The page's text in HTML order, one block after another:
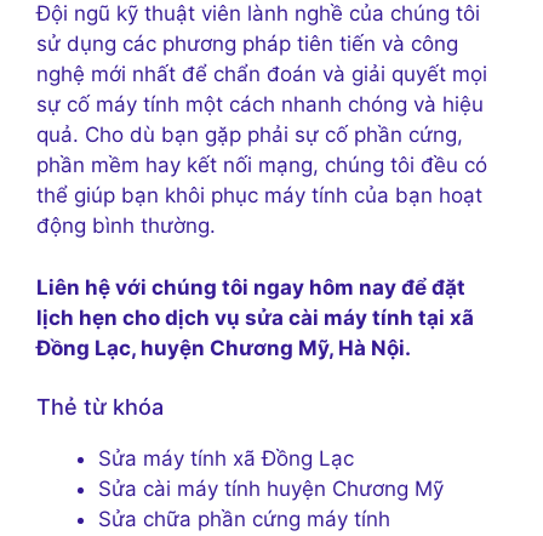
Đội ngũ kỹ thuật viên lành nghề của chúng tôi
sử dụng các phương pháp tiên tiến và công
nghệ mới nhất để chẩn đoán và giải quyết mọi
sự cố máy tính một cách nhanh chóng và hiệu
quả. Cho dù bạn gặp phải sự cố phần cứng,
phần mềm hay kết nối mạng, chúng tôi đều có
thể giúp bạn khôi phục máy tính của bạn hoạt
động bình thường.
Liên hệ với chúng tôi ngay hôm nay để đặt
lịch hẹn cho dịch vụ sửa cài máy tính tại xã
Đồng Lạc, huyện Chương Mỹ, Hà Nội.
Thẻ từ khóa
Sửa máy tính xã Đồng Lạc
Sửa cài máy tính huyện Chương Mỹ
Sửa chữa phần cứng máy tính